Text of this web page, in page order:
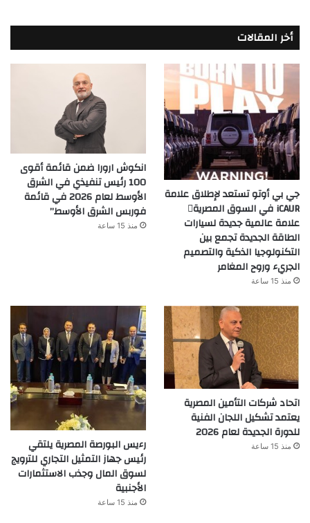
أخر المقالات
جي بي أوتو تستعد لإطلاق علامة
iCAUR في السوق المصرية
علامة عالمية جديدة لسيارات
الطاقة الجديدة تجمع بين
التكنولوجيا الذكية والتصميم
الجريء وروح المغامر
منذ 15 ساعة
انكوش ارورا ضمن قائمة أقوى
100 رئيس تنفيذي في الشرق
الأوسط لعام 2026 في قائمة
فوربس الشرق الأوسط”
منذ 15 ساعة
اتحاد شركات التأمين المصرية
يعتمد تشكيل اللجان الفنية
للدورة الجديدة لعام 2026
منذ 15 ساعة
رءيس البورصة المصرية يلتقي
رئيس جهاز التمثيل التجاري للترويج
لسوق المال وجذب الاستثمارات
الأجنبية
منذ 15 ساعة